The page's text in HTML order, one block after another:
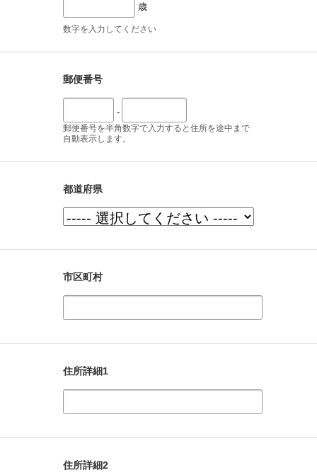
歳
数字を入力してください
郵便番号
-
郵便番号を半角数字で入力すると住所を途中まで
自動表示します。
都道府県
市区町村
住所詳細1
住所詳細2